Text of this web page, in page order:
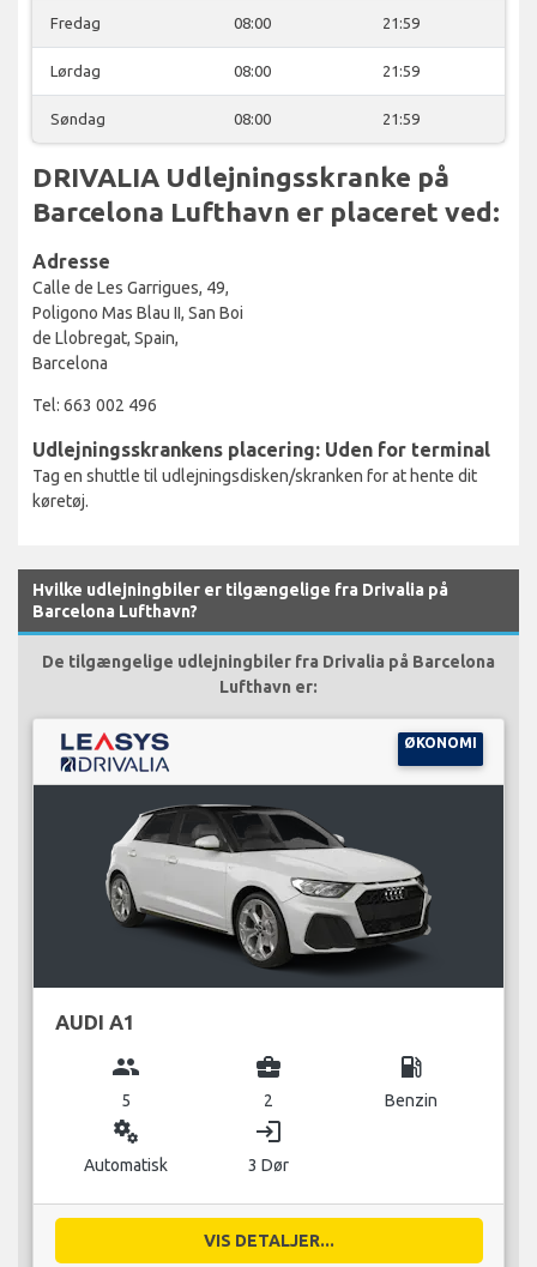
Fredag 08:00 21:59
Lørdag 08:00 21:59
Søndag 08:00 21:59
DRIVALIA Udlejningsskranke på
Barcelona Lufthavn er placeret ved:
Adresse
Calle de Les Garrigues, 49,
Poligono Mas Blau II, San Boi
de Llobregat, Spain,
Barcelona
Tel: 663 002 496
Udlejningsskrankens placering: Uden for terminal
Tag en shuttle til udlejningsdisken/skranken for at hente dit
køretøj.
Hvilke udlejningbiler er tilgængelige fra Drivalia på
Barcelona Lufthavn?
De tilgængelige udlejningbiler fra Drivalia på Barcelona
Lufthavn er:
ØKONOMI
AUDI A1
group
5
business_center
2
local_gas_station
Benzin
miscellaneous_services
Automatisk
login
3 Dør
VIS DETALJER...